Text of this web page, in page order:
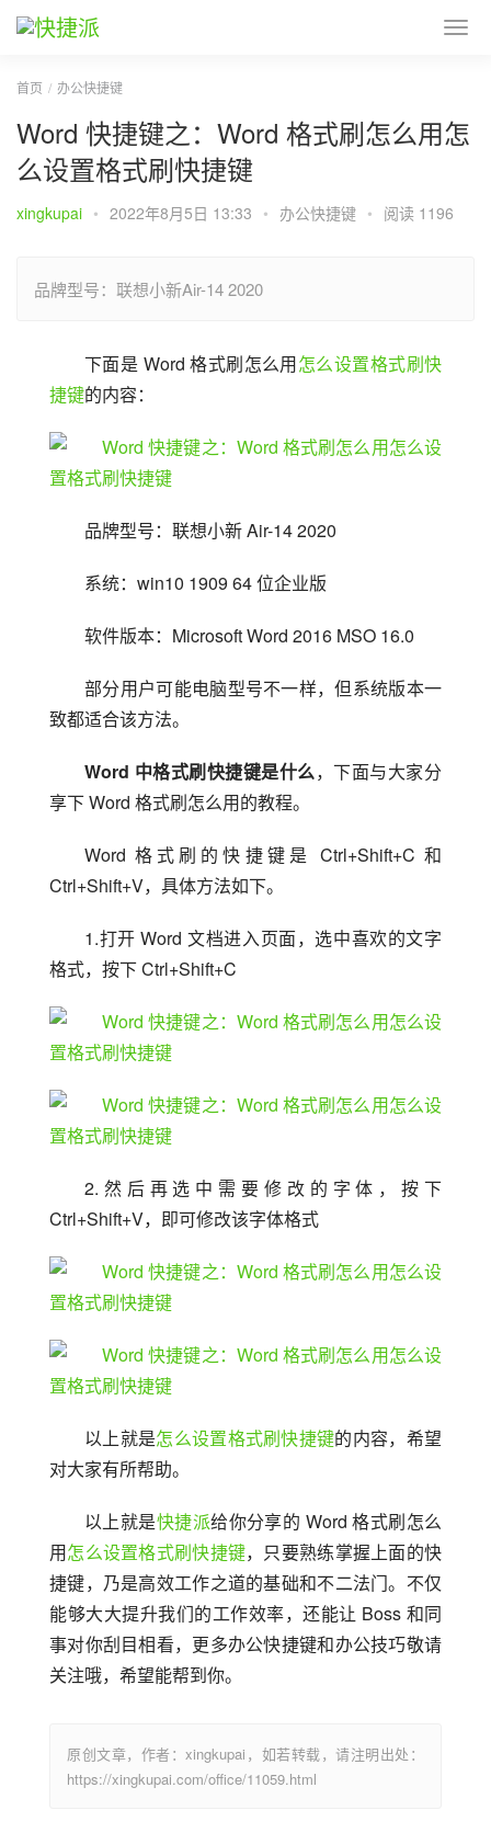
首页 办公快捷键
Word 快捷键之：Word 格式刷怎么用怎
么设置格式刷快捷键
xingkupai • 2022年8月5日 13:33 • 办公快捷键 • 阅读 1196
品牌型号：联想小新Air-14 2020
下面是 Word 格式刷怎么用怎么设置格式刷快
捷键的内容：
品牌型号：联想小新 Air-14 2020
系统：win10 1909 64 位企业版
软件版本：Microsoft Word 2016 MSO 16.0
部分用户可能电脑型号不一样，但系统版本一
致都适合该方法。
Word 中格式刷快捷键是什么，下面与大家分
享下 Word 格式刷怎么用的教程。
Word 格式刷的快捷键是 Ctrl+Shift+C 和
Ctrl+Shift+V，具体方法如下。
1.打开 Word 文档进入页面，选中喜欢的文字
格式，按下 Ctrl+Shift+C
2.然后再选中需要修改的字体，按下
Ctrl+Shift+V，即可修改该字体格式
以上就是怎么设置格式刷快捷键的内容，希望
对大家有所帮助。
以上就是快捷派给你分享的 Word 格式刷怎么
用怎么设置格式刷快捷键，只要熟练掌握上面的快
捷键，乃是高效工作之道的基础和不二法门。不仅
能够大大提升我们的工作效率，还能让 Boss 和同
事对你刮目相看，更多办公快捷键和办公技巧敬请
关注哦，希望能帮到你。
原创文章，作者：xingkupai，如若转载，请注明出处：
https://xingkupai.com/office/11059.html